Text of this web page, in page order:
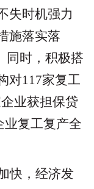
失时机强力
施落实落
同时，积极搭
对117家复工
业获担保贷
业复工复产全
快，经济发